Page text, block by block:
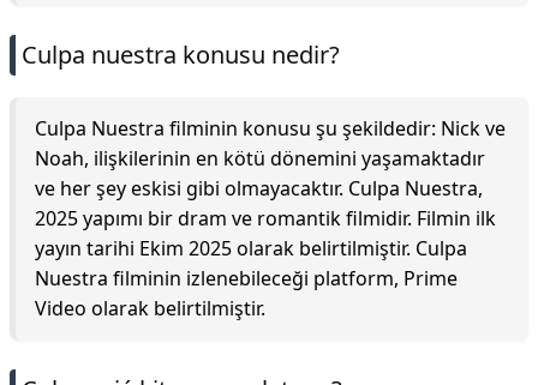
Culpa nuestra konusu nedir?
Culpa Nuestra filminin konusu şu şekildedir: Nick ve
Noah, ilişkilerinin en kötü dönemini yaşamaktadır
ve her şey eskisi gibi olmayacaktır. Culpa Nuestra,
2025 yapımı bir dram ve romantik filmidir. Filmin ilk
yayın tarihi Ekim 2025 olarak belirtilmiştir. Culpa
Nuestra filminin izlenebileceği platform, Prime
Video olarak belirtilmiştir.